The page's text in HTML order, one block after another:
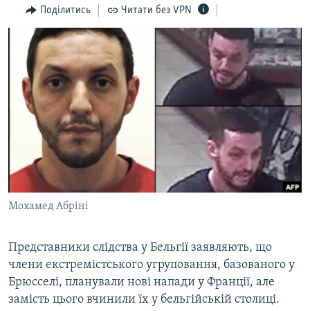
Перейти
до
пошуку
ПОГЛЯД
ІНТЕРВ'Ю
ВСЕ ЗА ДЕНЬ
СПЕЦПРОЕКТИ
ДЕПОРТАЦІЯ
ВІДЕОУРОКИ «ELIFBE»
СВІДЧЕННЯ ОКУПАЦІЇ
УКРАЇНСЬКА ПРОБЛЕМА КРИМУ
ІНФОГРАФІКА
ЯК ОБІЙТИ БЛОКУВАННЯ
Русский
Qırımtatar
ДОЛУЧАЙСЯ!
Усі сайти RFE/RL
Поділитись Читати без VPN
Мохамед Абріні
Представники слідства у Бельгії заявляють, що
члени екстремістського угруповання, базованого у
Брюсселі, планували нові напади у Франції, але
замість цього вчинили їх у бельгійській столиці.